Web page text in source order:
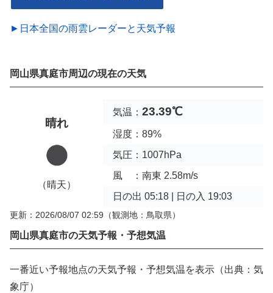
►日本全国の雨雲レーダーと天気予報
岡山県真庭市周辺の現在の天気
晴れ
（晴天）
気温： 23.39℃
湿度：89%
気圧：1007hPa
風 ：南東 2.58m/s
日の出 05:18 | 日の入 19:03
更新：2026/08/07 02:59 （観測地：鳥取県）
岡山県真庭市の天気予報・予想気温
一番近い予報地点の天気予報・予想気温を表示（出典：気
象庁）